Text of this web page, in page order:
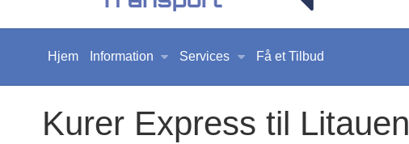
Hjem Information Services Få et Tilbud
Kurer Express til Litauen